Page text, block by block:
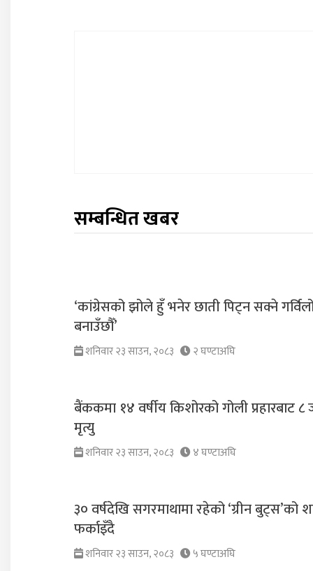
सम्बन्धित खबर
‘कांग्रेसको झोले हुँ भनेर छाती पिट्न सक्ने गर्विलो
बनाउँछौँ’
शनिवार २३ साउन, २०८३ २ घण्टाअघि
बैंककमा १४ वर्षीय किशोरको गोली प्रहारबाट ८
मृत्यु
शनिवार २३ साउन, २०८३ ४ घण्टाअघि
३० वर्षदेखि सगरमाथामा रहेको ‘ग्रीन बुट्स’को
फर्काइँदै
शनिवार २३ साउन, २०८३ ५ घण्टाअघि